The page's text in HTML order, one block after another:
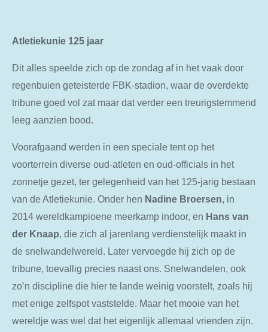
Atletiekunie 125 jaar
Dit alles speelde zich op de zondag af in het vaak door
regenbuien geteisterde FBK-stadion, waar de overdekte
tribune goed vol zat maar dat verder een treurigstemmend
leeg aanzien bood.
Voorafgaand werden in een speciale tent op het
voorterrein diverse oud-atleten en oud-officials in het
zonnetje gezet, ter gelegenheid van het 125-jarig bestaan
van de Atletiekunie. Onder hen Nadine Broersen, in
2014 wereldkampioene meerkamp indoor, en Hans van
der Knaap, die zich al jarenlang verdienstelijk maakt in
de snelwandelwereld. Later vervoegde hij zich op de
tribune, toevallig precies naast ons. Snelwandelen, ook
zo’n discipline die hier te lande weinig voorstelt, zoals hij
met enige zelfspot vaststelde. Maar het mooie van het
wereldje was wel dat het eigenlijk allemaal vrienden zijn.